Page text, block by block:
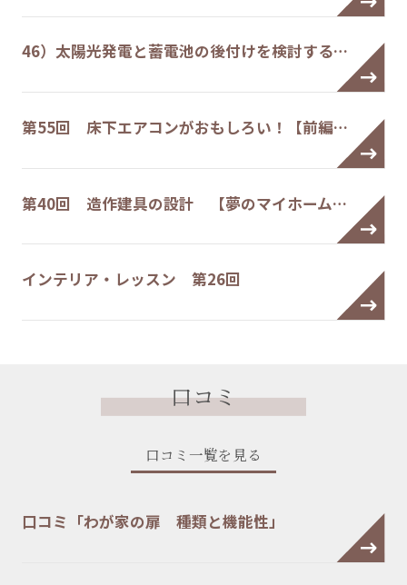
46）太陽光発電と蓄電池の後付けを検討する…
第55回 床下エアコンがおもしろい！【前編…
第40回 造作建具の設計 【夢のマイホーム…
インテリア・レッスン 第26回
口コミ
口コミ一覧を見る
口コミ「わが家の扉 種類と機能性」